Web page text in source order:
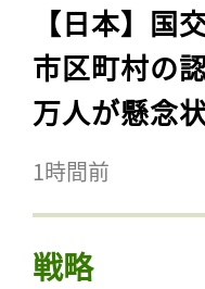
【日本】国
市区町村の
万人が懸念
1時間前
戦略